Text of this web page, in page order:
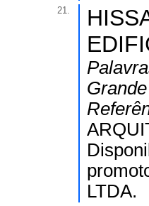
21.
LTDA.